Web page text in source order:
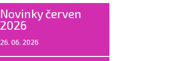
Novinky červen
2026
26. 06. 2026